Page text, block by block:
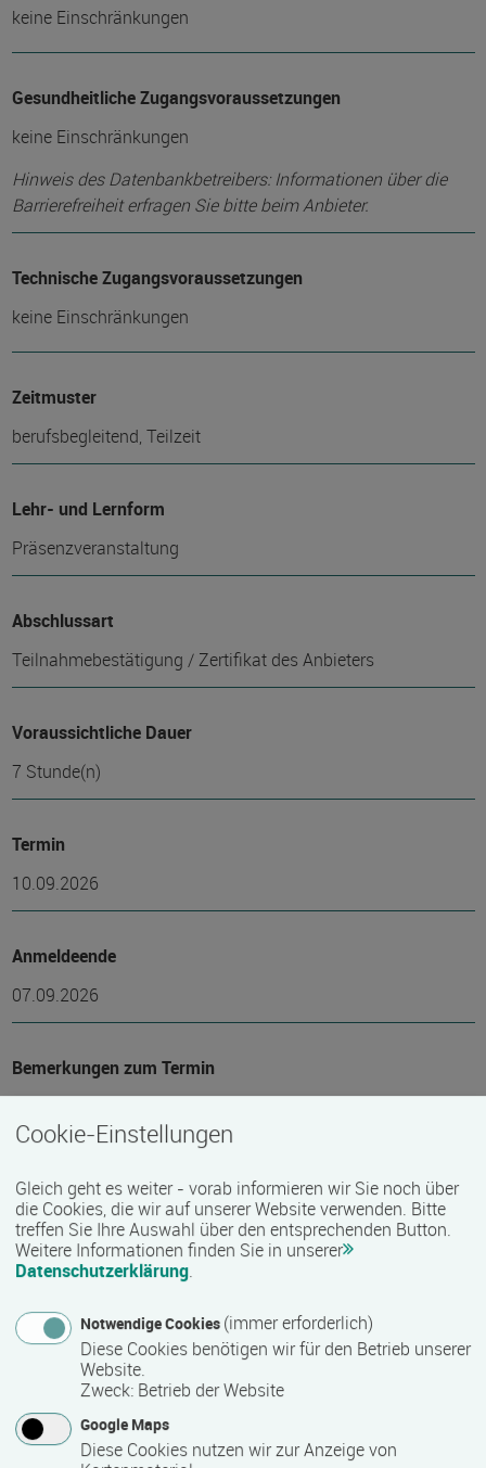
keine Einschränkungen
Gesundheitliche Zugangsvoraussetzungen
keine Einschränkungen
Hinweis des Datenbankbetreibers: Informationen über die
Barrierefreiheit erfragen Sie bitte beim Anbieter.
Technische Zugangsvoraussetzungen
keine Einschränkungen
Zeitmuster
berufsbegleitend, Teilzeit
Lehr- und Lernform
Präsenzveranstaltung
Abschlussart
Teilnahmebestätigung / Zertifikat des Anbieters
Voraussichtliche Dauer
7 Stunde(n)
Termin
10.09.2026
Anmeldeende
07.09.2026
Bemerkungen zum Termin
Uhr
Mindest­teilnehmer­anzahl
6
Maximale Teilnehmerzahl
Teilnahmegebühr
Cookie-Einstellungen
Gleich geht es weiter - vorab informieren wir Sie noch über
die Cookies, die wir auf unserer Website verwenden. Bitte
treffen Sie Ihre Auswahl über den entsprechenden Button.
Weitere Informationen finden Sie in unserer
Datenschutzerklärung.
Notwendige Cookies (immer erforderlich)
Diese Cookies benötigen wir für den Betrieb unserer
Website.
Zweck: Betrieb der Website
Google Maps
Diese Cookies nutzen wir zur Anzeige von